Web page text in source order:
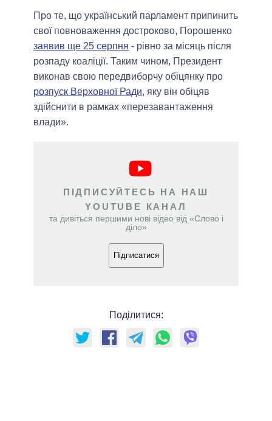
Про те, що український парламент припинить
свої повноваження достроково, Порошенко
заявив ще 25 серпня - рівно за місяць після
розпаду коаліції. Таким чином, Президент
виконав свою передвиборчу обіцянку про
розпуск Верховної Ради, яку він обіцяв
здійснити в рамках «перезавантаження
влади».
ПІДПИСУЙТЕСЬ НА НАШ
YOUTUBE КАНАЛ
та дивіться першими нові відео від «Слово і
діло»
Підписатися
Поділитися: